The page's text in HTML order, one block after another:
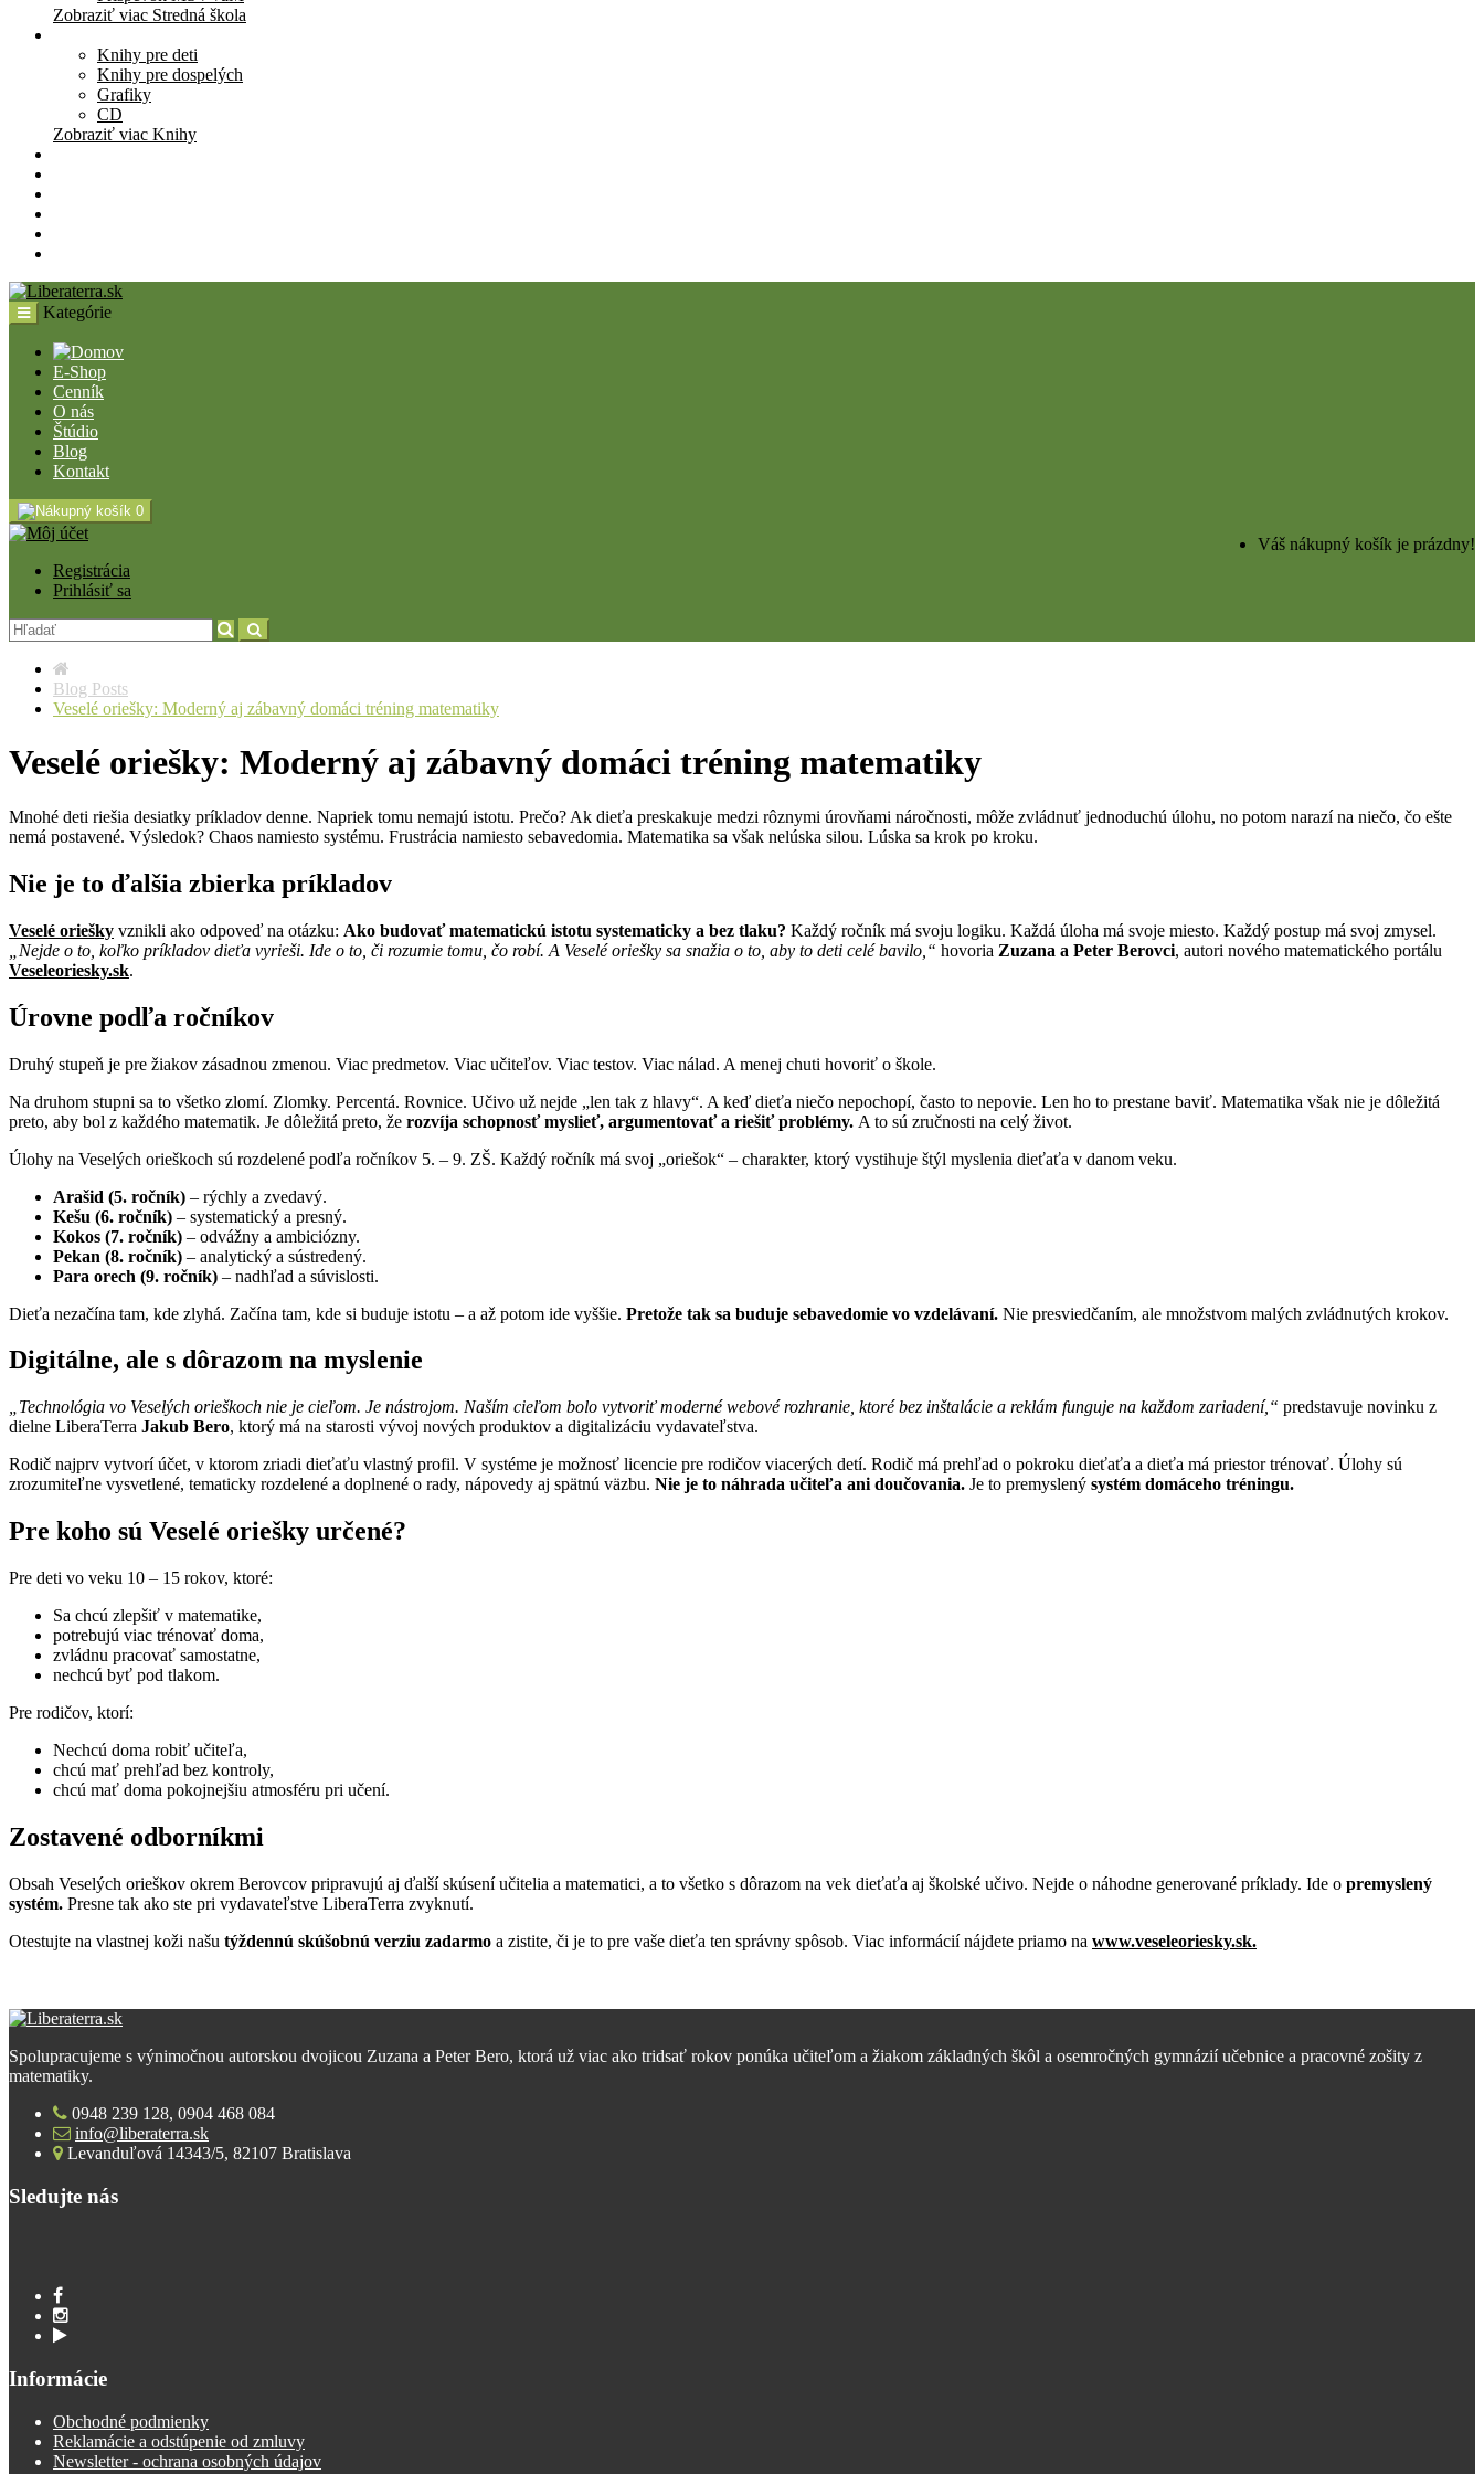
Zobraziť viac Stredná škola
Knihy pre deti
Knihy pre dospelých
Grafiky
CD
Zobraziť viac Knihy
Kategórie
E-Shop
Cenník
O nás
Štúdio
Blog
Kontakt
0
Váš nákupný košík je prázdny!
Registrácia
Prihlásiť sa
Blog Posts
Veselé oriešky: Moderný aj zábavný domáci tréning matematiky
Veselé oriešky: Moderný aj zábavný domáci tréning matematiky
Mnohé deti riešia desiatky príkladov denne. Napriek tomu nemajú istotu. Prečo? Ak dieťa preskakuje medzi rôznymi úrovňami náročnosti, môže zvládnuť jednoduchú úlohu, no potom narazí na niečo, čo ešte
nemá postavené. Výsledok? Chaos namiesto systému. Frustrácia namiesto sebavedomia. Matematika sa však nelúska silou. Lúska sa krok po kroku.
Nie je to ďalšia zbierka príkladov
Veselé oriešky vznikli ako odpoveď na otázku: Ako budovať matematickú istotu systematicky a bez tlaku? Každý ročník má svoju logiku. Každá úloha má svoje miesto. Každý postup má svoj zmysel.
„Nejde o to, koľko príkladov dieťa vyrieši. Ide o to, či rozumie tomu, čo robí. A Veselé oriešky sa snažia o to, aby to deti celé bavilo,“ hovoria Zuzana a Peter Berovci, autori nového matematického portálu
Veseleoriesky.sk.
Úrovne podľa ročníkov
Druhý stupeň je pre žiakov zásadnou zmenou. Viac predmetov. Viac učiteľov. Viac testov. Viac nálad. A menej chuti hovoriť o škole.
Na druhom stupni sa to všetko zlomí. Zlomky. Percentá. Rovnice. Učivo už nejde „len tak z hlavy“. A keď dieťa niečo nepochopí, často to nepovie. Len ho to prestane baviť. Matematika však nie je dôležitá
preto, aby bol z každého matematik. Je dôležitá preto, že rozvíja schopnosť myslieť, argumentovať a riešiť problémy. A to sú zručnosti na celý život.
Úlohy na Veselých orieškoch sú rozdelené podľa ročníkov 5. – 9. ZŠ. Každý ročník má svoj „oriešok“ – charakter, ktorý vystihuje štýl myslenia dieťaťa v danom veku.
Arašid (5. ročník) – rýchly a zvedavý.
Kešu (6. ročník) – systematický a presný.
Kokos (7. ročník) – odvážny a ambiciózny.
Pekan (8. ročník) – analytický a sústredený.
Para orech (9. ročník) – nadhľad a súvislosti.
Dieťa nezačína tam, kde zlyhá. Začína tam, kde si buduje istotu – a až potom ide vyššie. Pretože tak sa buduje sebavedomie vo vzdelávaní. Nie presviedčaním, ale množstvom malých zvládnutých krokov.
Digitálne, ale s dôrazom na myslenie
„Technológia vo Veselých orieškoch nie je cieľom. Je nástrojom. Naším cieľom bolo vytvoriť moderné webové rozhranie, ktoré bez inštalácie a reklám funguje na každom zariadení,“ predstavuje novinku z
dielne LiberaTerra Jakub Bero, ktorý má na starosti vývoj nových produktov a digitalizáciu vydavateľstva.
Rodič najprv vytvorí účet, v ktorom zriadi dieťaťu vlastný profil. V systéme je možnosť licencie pre rodičov viacerých detí. Rodič má prehľad o pokroku dieťaťa a dieťa má priestor trénovať. Úlohy sú
zrozumiteľne vysvetlené, tematicky rozdelené a doplnené o rady, nápovedy aj spätnú väzbu. Nie je to náhrada učiteľa ani doučovania. Je to premyslený systém domáceho tréningu.
Pre koho sú Veselé oriešky určené?
Pre deti vo veku 10 – 15 rokov, ktoré:
Sa chcú zlepšiť v matematike,
potrebujú viac trénovať doma,
zvládnu pracovať samostatne,
nechcú byť pod tlakom.
Pre rodičov, ktorí:
Nechcú doma robiť učiteľa,
chcú mať prehľad bez kontroly,
chcú mať doma pokojnejšiu atmosféru pri učení.
Zostavené odborníkmi
Obsah Veselých orieškov okrem Berovcov pripravujú aj ďalší skúsení učitelia a matematici, a to všetko s dôrazom na vek dieťaťa aj školské učivo. Nejde o náhodne generované príklady. Ide o premyslený
systém. Presne tak ako ste pri vydavateľstve LiberaTerra zvyknutí.
Otestujte na vlastnej koži našu týždennú skúšobnú verziu zadarmo a zistite, či je to pre vaše dieťa ten správny spôsob. Viac informácií nájdete priamo na www.veseleoriesky.sk.
Spolupracujeme s výnimočnou autorskou dvojicou Zuzana a Peter Bero, ktorá už viac ako tridsať rokov ponúka učiteľom a žiakom základných škôl a osemročných gymnázií učebnice a pracovné zošity z
matematiky.
0948 239 128, 0904 468 084
info@liberaterra.sk
Levanduľová 14343/5, 82107 Bratislava
Sledujte nás
Informácie
Obchodné podmienky
Reklamácie a odstúpenie od zmluvy
Newsletter - ochrana osobných údajov